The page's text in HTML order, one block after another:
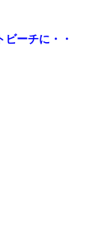
ビーチに・・